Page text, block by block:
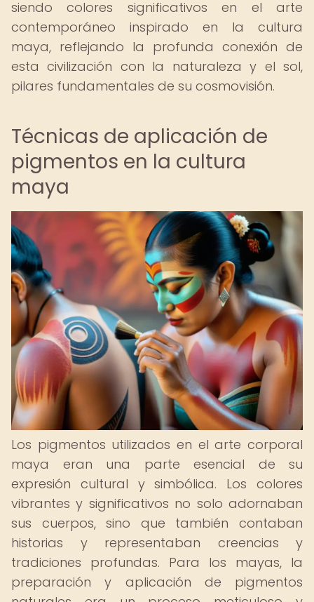
siendo colores significativos en el arte
contemporáneo inspirado en la cultura
maya, reflejando la profunda conexión de
esta civilización con la naturaleza y el sol,
pilares fundamentales de su cosmovisión.
Técnicas de aplicación de
pigmentos en la cultura
maya
Los pigmentos utilizados en el arte corporal
maya eran una parte esencial de su
expresión cultural y simbólica. Los colores
vibrantes y significativos no solo adornaban
sus cuerpos, sino que también contaban
historias y representaban creencias y
tradiciones profundas. Para los mayas, la
preparación y aplicación de pigmentos